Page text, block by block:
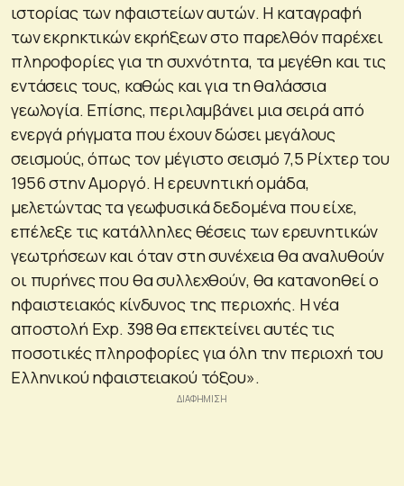
ιστορίας των ηφαιστείων αυτών. Η καταγραφή
των εκρηκτικών εκρήξεων στο παρελθόν παρέχει
πληροφορίες για τη συχνότητα, τα μεγέθη και τις
εντάσεις τους, καθώς και για τη θαλάσσια
γεωλογία. Επίσης, περιλαμβάνει μια σειρά από
ενεργά ρήγματα που έχουν δώσει μεγάλους
σεισμούς, όπως τον μέγιστο σεισμό 7,5 Ρίχτερ του
1956 στην Αμοργό. Η ερευνητική ομάδα,
μελετώντας τα γεωφυσικά δεδομένα που είχε,
επέλεξε τις κατάλληλες θέσεις των ερευνητικών
γεωτρήσεων και όταν στη συνέχεια θα αναλυθούν
οι πυρήνες που θα συλλεχθούν, θα κατανοηθεί ο
ηφαιστειακός κίνδυνος της περιοχής. Η νέα
αποστολή Exp. 398 θα επεκτείνει αυτές τις
ποσοτικές πληροφορίες για όλη την περιοχή του
Ελληνικού ηφαιστειακού τόξου».